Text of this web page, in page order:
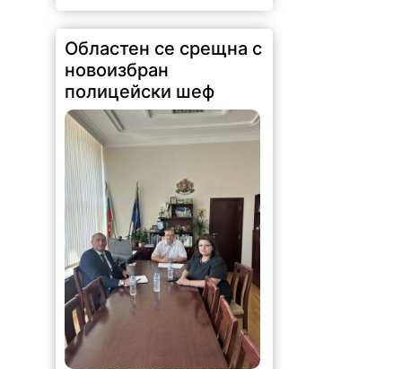
Областен се срещна с
новоизбран
полицейски шеф